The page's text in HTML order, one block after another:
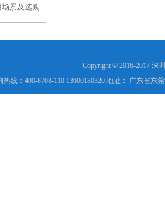
景及选购
Copyright © 2016-2017 深
热线：400-8708-110 13600180320 地址： 广东省